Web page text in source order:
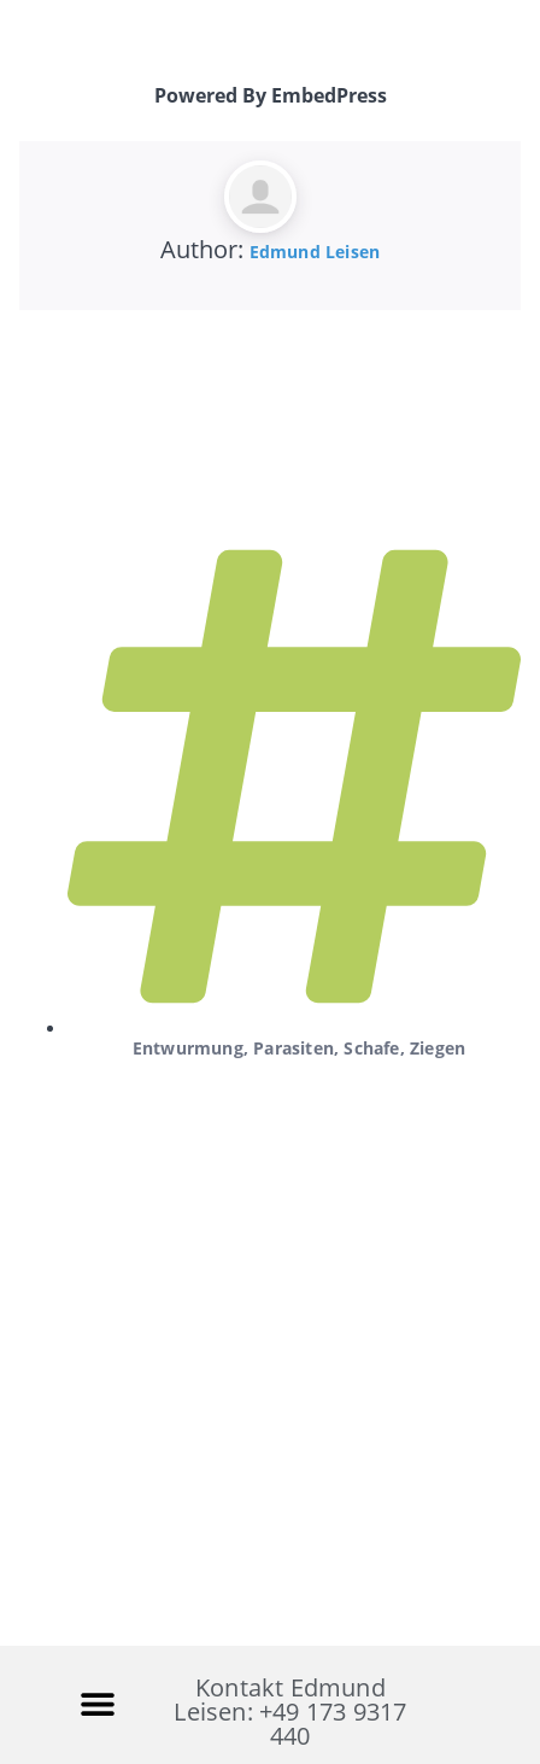
Powered By EmbedPress
Author: Edmund Leisen
Entwurmung, Parasiten,Schafe,Ziegen
Kontakt Edmund
Leisen: +49 173 9317
440